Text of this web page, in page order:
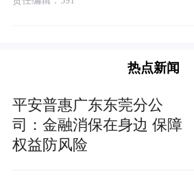
热点新闻
平安普惠广东东莞分公
司：金融消保在身边 保障
权益防风险